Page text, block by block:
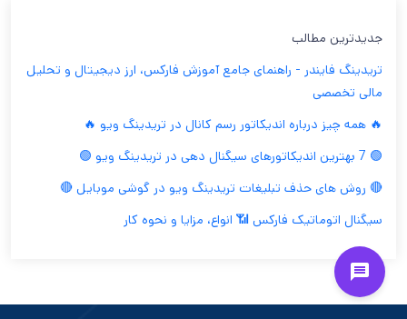
جدیدترین مطالب
تریدینگ فایندر - راهنمای جامع آموزش فارکس، ارز دیجیتال و تحلیل
مالی تخصصی
🔥 همه چیز درباره اندیکاتور رسم کانال در تریدینگ ویو 🔥
🟢 7 بهترین اندیکاتورهای سیگنال دهی در تریدینگ ویو 🟢
🔴 روش های حذف تبلیغات تریدینگ ویو در گوشی موبایل 🔴
سیگنال اتوماتیک فارکس 📶 انواع، مزایا و نحوه کار